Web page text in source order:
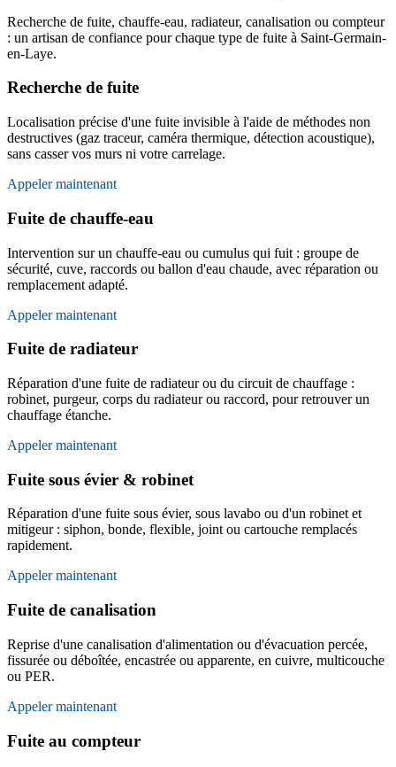
Recherche de fuite, chauffe-eau, radiateur, canalisation ou compteur
: un artisan de confiance pour chaque type de fuite à Saint-Germain-
en-Laye.
Recherche de fuite
Localisation précise d'une fuite invisible à l'aide de méthodes non
destructives (gaz traceur, caméra thermique, détection acoustique),
sans casser vos murs ni votre carrelage.
Appeler maintenant
Fuite de chauffe-eau
Intervention sur un chauffe-eau ou cumulus qui fuit : groupe de
sécurité, cuve, raccords ou ballon d'eau chaude, avec réparation ou
remplacement adapté.
Appeler maintenant
Fuite de radiateur
Réparation d'une fuite de radiateur ou du circuit de chauffage :
robinet, purgeur, corps du radiateur ou raccord, pour retrouver un
chauffage étanche.
Appeler maintenant
Fuite sous évier & robinet
Réparation d'une fuite sous évier, sous lavabo ou d'un robinet et
mitigeur : siphon, bonde, flexible, joint ou cartouche remplacés
rapidement.
Appeler maintenant
Fuite de canalisation
Reprise d'une canalisation d'alimentation ou d'évacuation percée,
fissurée ou déboîtée, encastrée ou apparente, en cuivre, multicouche
ou PER.
Appeler maintenant
Fuite au compteur